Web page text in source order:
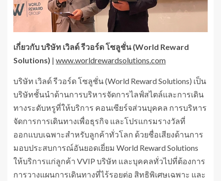
เกี่ยวกับบริษัท เวิลด์ รีวอร์ด โซลูชั่น (World Reward
Solutions) | www.worldrewardsolutions.com
บริษัท เวิลด์ รีวอร์ด โซลูชั่น (World Reward Solutions) เป็น
บริษัทชั้นนำด้านการบริหารจัดการไลฟ์สไตล์และการเดิน
ทางระดับหรูที่ให้บริการ คอนเซียร์จส่วนบุคคล การบริหาร
จัดการการเดินทางเพื่อธุรกิจ และโปรแกรมรางวัลที่
ออกแบบเฉพาะสำหรับลูกค้าทั่วโลก ด้วยชื่อเสียงด้านการ
มอบประสบการณ์อันยอดเยี่ยม World Reward Solutions
ให้บริการแก่ลูกค้า VVIP บริษัท และบุคคลทั่วไปที่ต้องการ
การวางแผนการเดินทางที่ไร้รอยต่อ สิทธิพิเศษเฉพาะ และ